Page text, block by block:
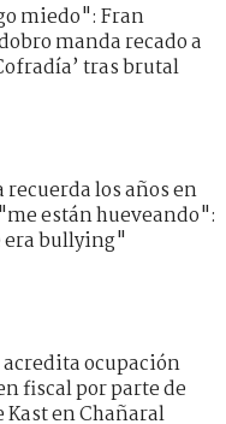
miedo": Fran
manda recado a
tras brutal
los años en
están hueveando":
era bullying"
ocupación
fiscal por parte de
Kast en Chañaral